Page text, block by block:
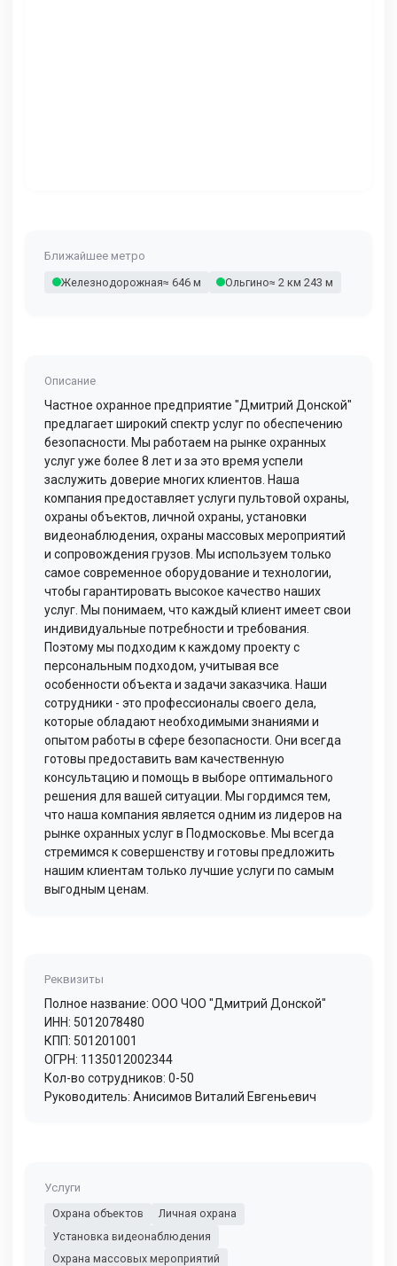
Ближайшее метро
Железнодорожная≈ 646 м Ольгино≈ 2 км 243 м
Описание
Частное охранное предприятие "Дмитрий Донской"
предлагает широкий спектр услуг по обеспечению
безопасности. Мы работаем на рынке охранных
услуг уже более 8 лет и за это время успели
заслужить доверие многих клиентов. Наша
компания предоставляет услуги пультовой охраны,
охраны объектов, личной охраны, установки
видеонаблюдения, охраны массовых мероприятий
и сопровождения грузов. Мы используем только
самое современное оборудование и технологии,
чтобы гарантировать высокое качество наших
услуг. Мы понимаем, что каждый клиент имеет свои
индивидуальные потребности и требования.
Поэтому мы подходим к каждому проекту с
персональным подходом, учитывая все
особенности объекта и задачи заказчика. Наши
сотрудники - это профессионалы своего дела,
которые обладают необходимыми знаниями и
опытом работы в сфере безопасности. Они всегда
готовы предоставить вам качественную
консультацию и помощь в выборе оптимального
решения для вашей ситуации. Мы гордимся тем,
что наша компания является одним из лидеров на
рынке охранных услуг в Подмосковье. Мы всегда
стремимся к совершенству и готовы предложить
нашим клиентам только лучшие услуги по самым
выгодным ценам.
Реквизиты
Полное название: ООО ЧОО "Дмитрий Донской"
ИНН: 5012078480
КПП: 501201001
ОГРН: 1135012002344
Кол-во сотрудников: 0-50
Руководитель: Анисимов Виталий Евгеньевич
Услуги
Охрана объектов
Личная охрана
Установка видеонаблюдения
Охрана массовых мероприятий